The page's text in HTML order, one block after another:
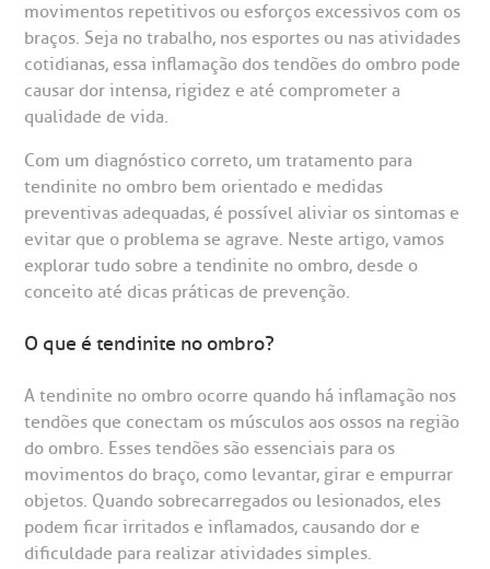
de consultas e exames
in antecipado
de exames
de Exames
SAC
A BP conta com você para melhorar sempre a qualidade do
atendimento e dos serviços prestados.
suas dúvidas, registrar suas reclamações ou fazer elogios
relacionados ao nosso atendimento e aos nossos serviços.
Horário de atendimento: 2ª a 6ª feira das 7h às 18h
(11)3505-1000
Hospital BP
Saiba mais
Endereço:
e Pesquisa
do médico
de conduta
Financeiras
de atendimento
de Infarto SUS
de Visita
de Oncologia e Hematologia
de Excelência em Neurologia e
de Excelência em Ortopedia
movimentos repetitivos ou esforços excessivos com os
braços. Seja no trabalho, nos esportes ou nas atividades
cotidianas, essa inflamação dos tendões do ombro pode
causar dor intensa, rigidez e até comprometer a
qualidade de vida.
Com um diagnóstico correto, um tratamento para
tendinite no ombro bem orientado e medidas
preventivas adequadas, é possível aliviar os sintomas e
evitar que o problema se agrave. Neste artigo, vamos
explorar tudo sobre a tendinite no ombro, desde o
conceito até dicas práticas de prevenção.
O que é tendinite no ombro?
A tendinite no ombro ocorre quando há inflamação nos
tendões que conectam os músculos aos ossos na região
do ombro. Esses tendões são essenciais para os
movimentos do braço, como levantar, girar e empurrar
objetos. Quando sobrecarregados ou lesionados, eles
podem ficar irritados e inflamados, causando dor e
dificuldade para realizar atividades simples.